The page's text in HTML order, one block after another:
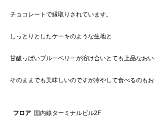
チョコレートで縁取りされています。
しっとりとしたケーキのような生地と
甘酸っぱいブルーベリーが溶け合いとても上品なおい
そのままでも美味しいのですが冷やして食べるのも
フロア 国内線ターミナルビル2F